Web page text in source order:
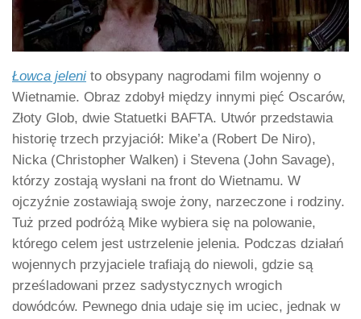
Łowca jeleni to obsypany nagrodami film wojenny o
Wietnamie. Obraz zdobył między innymi pięć Oscarów,
Złoty Glob, dwie Statuetki BAFTA. Utwór przedstawia
historię trzech przyjaciół: Mike’a (Robert De Niro),
Nicka (Christopher Walken) i Stevena (John Savage),
którzy zostają wysłani na front do Wietnamu. W
ojczyźnie zostawiają swoje żony, narzeczone i rodziny.
Tuż przed podróżą Mike wybiera się na polowanie,
którego celem jest ustrzelenie jelenia. Podczas działań
wojennych przyjaciele trafiają do niewoli, gdzie są
prześladowani przez sadystycznych wrogich
dowódców. Pewnego dnia udaje się im uciec, jednak w